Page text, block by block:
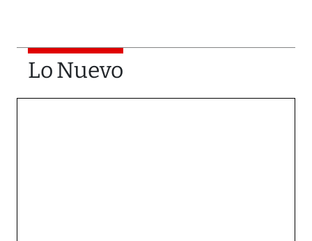
Lo Nuevo